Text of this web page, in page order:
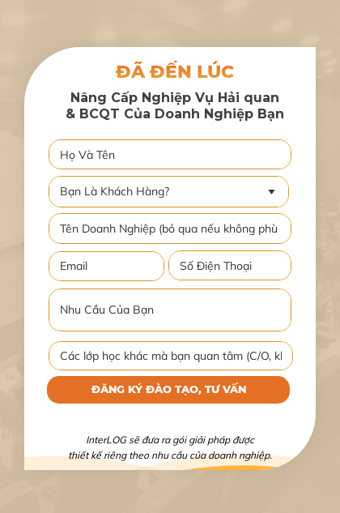
ĐĂNG KÝ ĐÀO TẠO, TƯ VẤN
Nâng Cấp Nghiệp Vụ Hải quan
& BCQT Của Doanh Nghiệp Bạn
ĐÃ ĐẾN LÚC
InterLOG sẽ đưa ra gói giải pháp được
thiết kế riêng theo nhu cầu của doanh nghiệp.